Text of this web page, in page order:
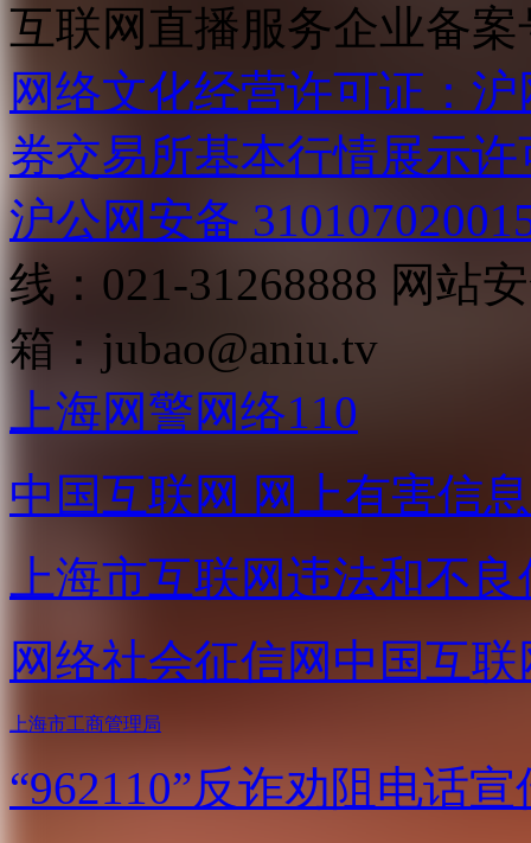
互联网直播服务企业备案
网络文化经营许可证：
券交易所基本行情展示许
沪公网安备
线：021-31268888 网站
箱： jubao@aniu.tv
上海网警网络110
中国互联网 网上有害信
上海市互联网违法和不
网络社会征信网 中国互
上海市工商管理局
“962110”反诈劝阻电话宣